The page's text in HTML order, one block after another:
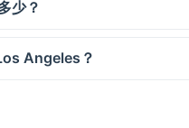
少？
Angeles？